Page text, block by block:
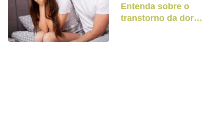
Entenda sobre o
transtorno da dor